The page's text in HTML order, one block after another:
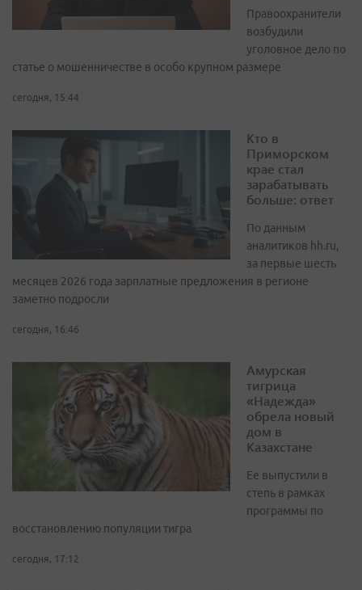
Правоохранители
возбудили
уголовное дело по
статье о мошенничестве в особо крупном размере
сегодня, 15:44
Кто в
Приморском
крае стал
зарабатывать
больше: ответ
По данным
аналитиков hh.ru,
за первые шесть
месяцев 2026 года зарплатные предложения в регионе
заметно подросли
сегодня, 16:46
Амурская
тигрица
«Надежда»
обрела новый
дом в
Казахстане
Ее выпустили в
степь в рамках
программы по
восстановлению популяции тигра
сегодня, 17:12